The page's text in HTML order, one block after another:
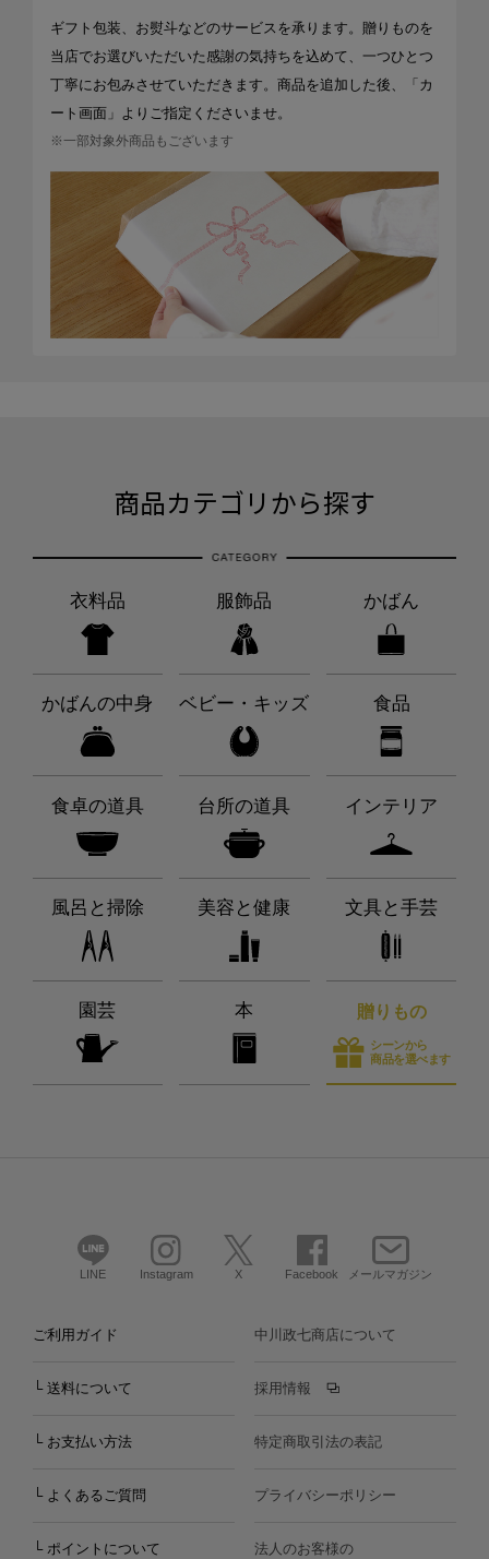
ギフト包装、お熨斗などのサービスを承ります。贈りものを
当店でお選びいただいた感謝の気持ちを込めて、一つひとつ
丁寧にお包みさせていただきます。商品を追加した後、「カ
ート画面」よりご指定くださいませ。
※一部対象外商品もございます
商品カテゴリから探す
衣料品 服飾品 かばん
かばんの中身 ベビー・キッズ 食品
食卓の道具 台所の道具 インテリア
風呂と掃除 美容と健康 文具と手芸
園芸 本 贈りもの
シーンから
商品を選べます
LINE Instagram X Facebook メールマガジン
ご利用ガイド
└ 送料について
└ お支払い方法
└ よくあるご質問
└ ポイントについて
中川政七商店について
採用情報
特定商取引法の表記
プライバシーポリシー
法人のお客様の